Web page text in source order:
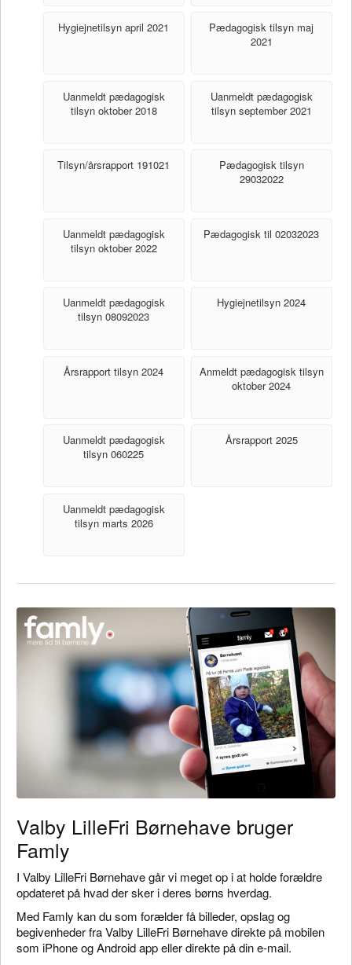
Hygiejnetilsyn april 2021
Pædagogisk tilsyn maj
2021
Uanmeldt pædagogisk
tilsyn oktober 2018
Uanmeldt pædagogisk
tilsyn september 2021
Tilsyn/årsrapport 191021
Pædagogisk tilsyn
29032022
Uanmeldt pædagogisk
tilsyn oktober 2022
Pædagogisk til 02032023
Uanmeldt pædagogisk
tilsyn 08092023
Hygiejnetilsyn 2024
Årsrapport tilsyn 2024
Anmeldt pædagogisk tilsyn
oktober 2024
Uanmeldt pædagogisk
tilsyn 060225
Årsrapport 2025
Uanmeldt pædagogisk
tilsyn marts 2026
Valby LilleFri Børnehave bruger
Famly
I Valby LilleFri Børnehave går vi meget op i at holde forældre
opdateret på hvad der sker i deres børns hverdag.
Med Famly kan du som forælder få billeder, opslag og
begivenheder fra Valby LilleFri Børnehave direkte på mobilen
som iPhone og Android app eller direkte på din e-mail.